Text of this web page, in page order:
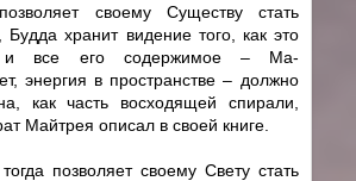
своему Существу стать
Будда хранит видение того, как это
и все его содержимое – Ма-
энергия в пространстве – должно
как часть восходящей спирали,
Майтрея описал в своей книге.
позволяет своему Свету стать